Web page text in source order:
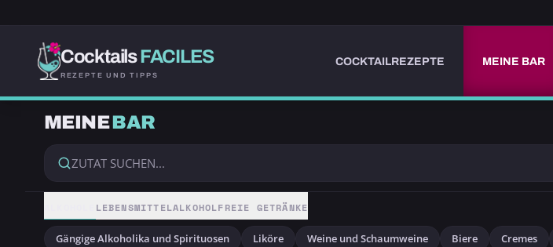
CocktailsFACILES
REZEPTE UND TIPPS
COCKTAILREZEPTE MEINE BAR
MEINEBAR
LEBENSMITTELALKOHOLFREIE GETRÄNKE
Gängige Alkoholika und Spirituosen Liköre Weine und Schaumweine Biere Cremes